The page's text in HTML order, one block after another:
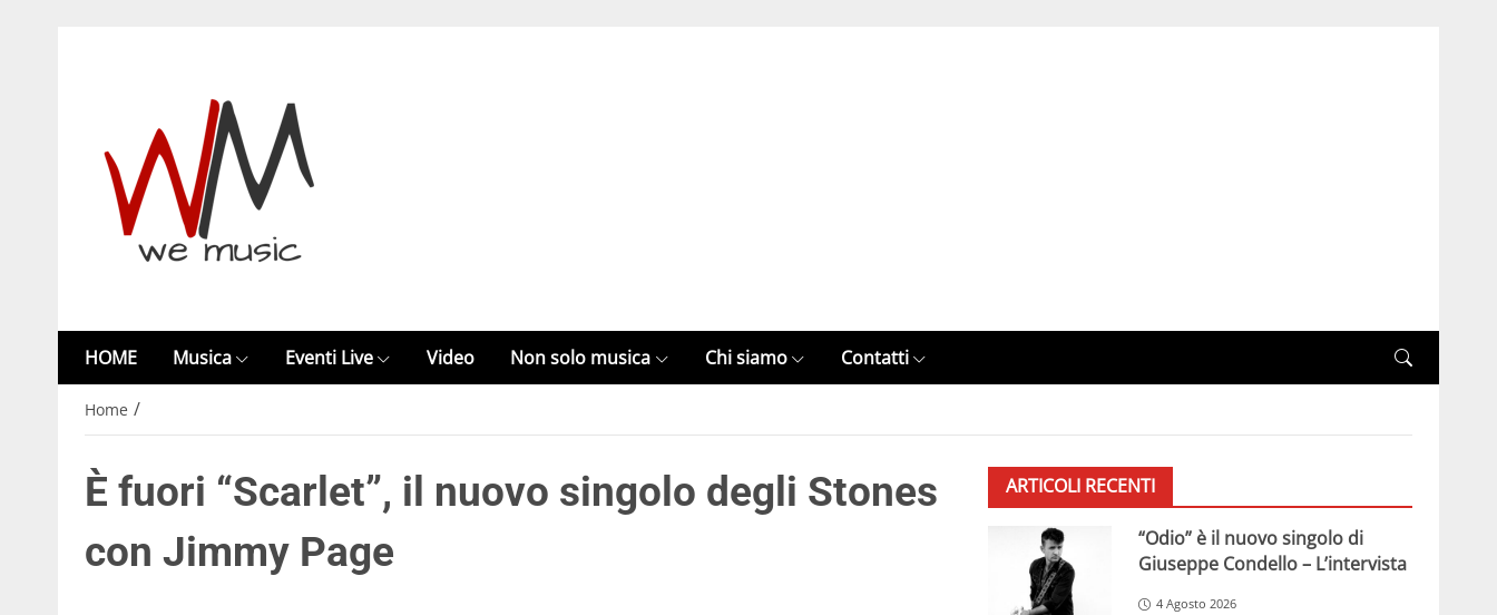
HOME Musica Eventi Live Video Non solo musica Chi siamo Contatti
Home /
È fuori “Scarlet”, il nuovo singolo degli Stones
con Jimmy Page
ARTICOLI RECENTI
“Odio” è il nuovo singolo di
Giuseppe Condello – L’intervista
4 Agosto 2026